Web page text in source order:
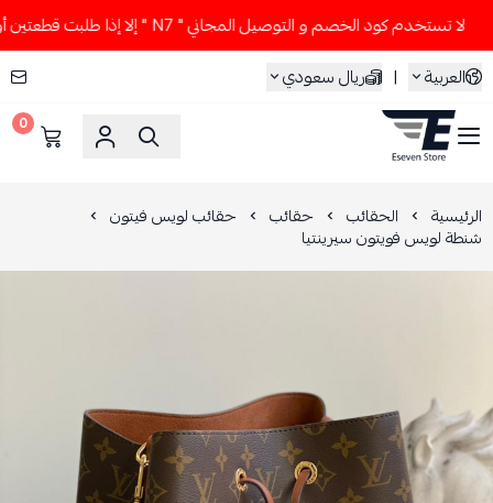
لا تستخدم كود الخصم و التوصيل المجاني " N7 " إلا إذا طلبت قطعتين أو أكثر 👀🔥
العربية
| ريال سعودي
ESEVEN STORE
0
الرئيسية الحقائب حقائب حقائب لويس فيتون
شنطة لويس فويتون سيرينتيا